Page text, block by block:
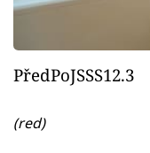
PředPoJSSS12.3
(red)